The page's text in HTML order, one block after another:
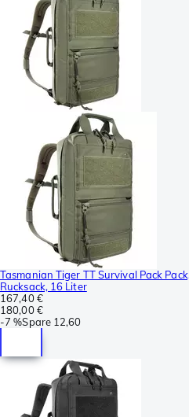
Tasmanian Tiger TT Survival Pack
Rucksack, 16 Liter
167,40 €
180,00 €
-7 %Spare 12,60